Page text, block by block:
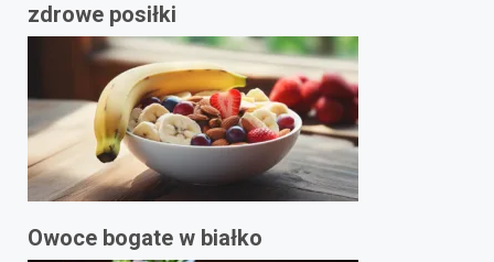
zdrowe posiłki
Owoce bogate w białko